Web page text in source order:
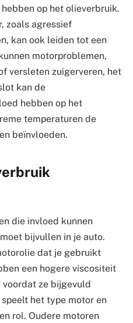
op het olieverbruik.
zoals agressief
kan ook leiden tot een
motorproblemen,
versleten zuigerveren, het
kan de
hebben op het
temperaturen de
beïnvloeden.
die invloed kunnen
bijvullen in je auto.
dat je gebruikt
een hogere viscositeit
voordat ze bijgevuld
het type motor en
rol. Oudere motoren